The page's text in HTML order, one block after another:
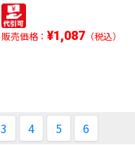
販売価格：¥1,087 （税込）
3 4 5 6